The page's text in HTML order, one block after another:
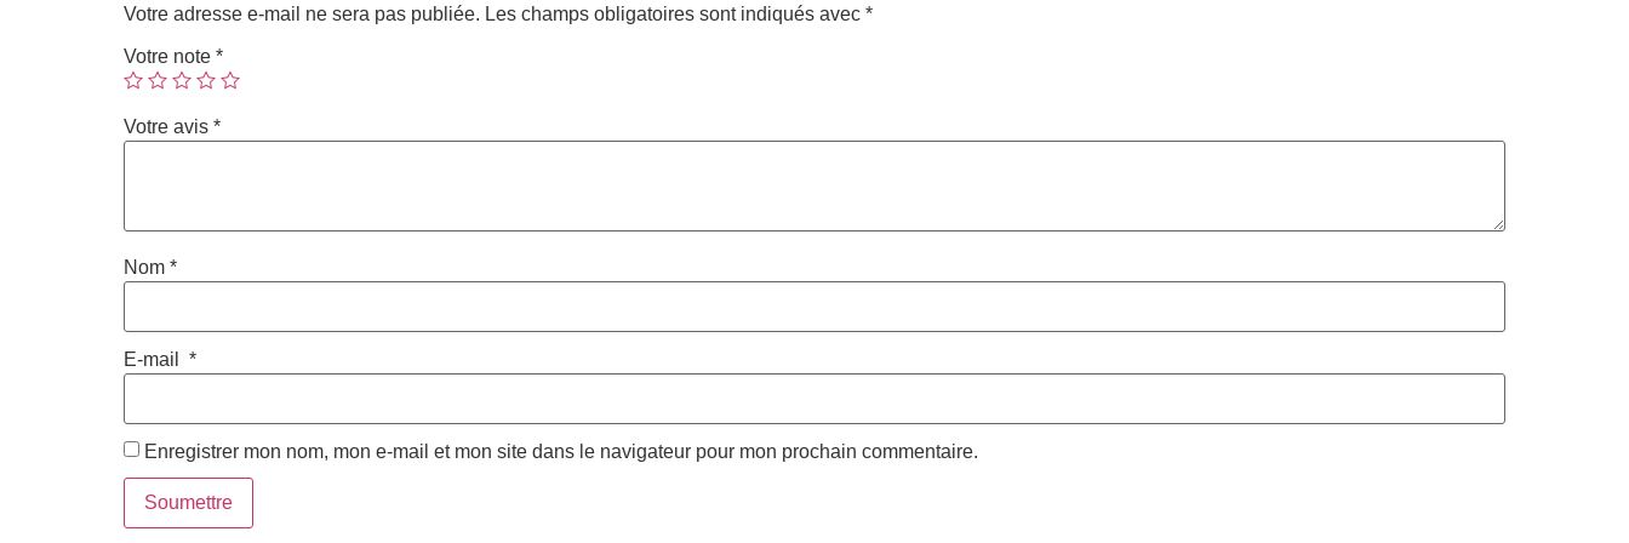
Votre adresse e-mail ne sera pas publiée. Les champs obligatoires sont indiqués avec *
Votre note *
Votre avis *
Nom *
E-mail *
Enregistrer mon nom, mon e-mail et mon site dans le navigateur pour mon prochain commentaire.